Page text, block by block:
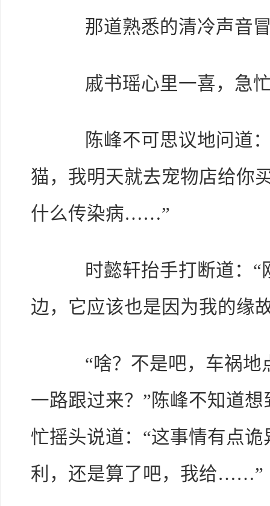
那道熟悉的清冷声音冒
戚书瑶心里一喜，急忙
陈峰不可思议地问道：
猫，我明天就去宠物店给你
什么传染病……”
时懿轩抬手打断道：“
边，它应该也是因为我的缘
“啥？不是吧，车祸地
一路跟过来？”陈峰不知道
忙摇头说道：“这事情有点
利，还是算了吧，我给……”